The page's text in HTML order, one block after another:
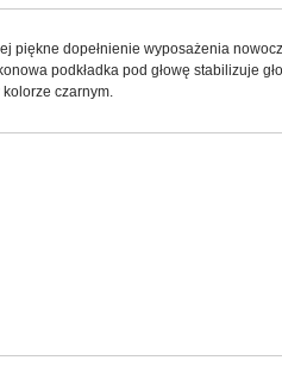
piękne dopełnienie wyposażenia
podkładka pod głowę stabilizuje
czarnym.